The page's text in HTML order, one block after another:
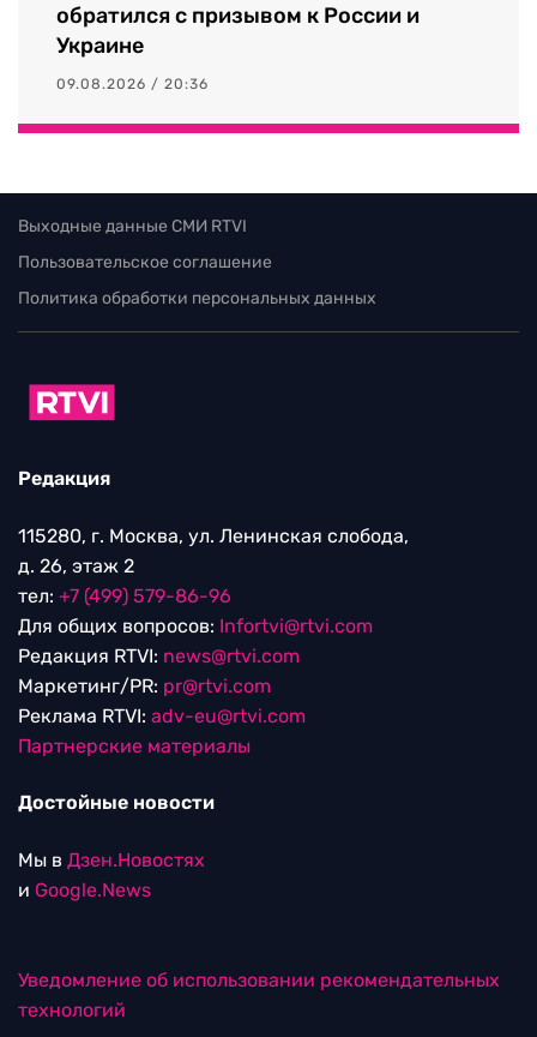
обратился с призывом к России и
Украине
09.08.2026 / 20:36
Выходные данные СМИ RTVI
Пользовательское соглашение
Политика обработки персональных данных
Редакция
115280, г. Москва, ул. Ленинская слобода,
д. 26, этаж 2
тел: +7 (499) 579-86-96
Для общих вопросов: Infortvi@rtvi.com
Редакция RTVI: news@rtvi.com
Маркетинг/PR: pr@rtvi.com
Реклама RTVI: adv-eu@rtvi.com
Партнерские материалы
Достойные новости
Мы в Дзен.Новостях
и Google.News
Уведомление об использовании рекомендательных
технологий